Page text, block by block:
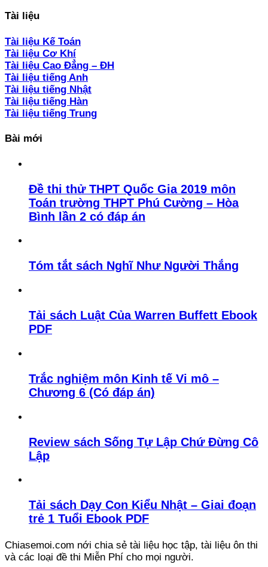
Tài liệu
Tài liệu Kế Toán
Tài liệu Cơ Khí
Tài liệu Cao Đẳng – ĐH
Tài liệu tiếng Anh
Tài liệu tiếng Nhật
Tài liệu tiếng Hàn
Tài liệu tiếng Trung
Bài mới
Đề thi thử THPT Quốc Gia 2019 môn
Toán trường THPT Phú Cường – Hòa
Bình lần 2 có đáp án
Tóm tắt sách Nghĩ Như Người Thắng
Tải sách Luật Của Warren Buffett Ebook
PDF
Trắc nghiệm môn Kinh tế Vi mô –
Chương 6 (Có đáp án)
Review sách Sống Tự Lập Chứ Đừng Cô
Lập
Tải sách Dạy Con Kiểu Nhật – Giai đoạn
trẻ 1 Tuổi Ebook PDF
Chiasemoi.com nới chia sẻ tài liệu học tập, tài liệu ôn thi
và các loại đề thi Miễn Phí cho mọi người.